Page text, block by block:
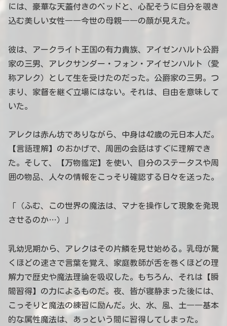
には、豪華な天蓋付きのベッドと、心配そうに自分を覗き
込む美しい女性――今世の母親――の顔が見えた。
彼は、アークライト王国の有力貴族、アイゼンハルト公爵
家の三男、アレクサンダー・フォン・アイゼンハルト（愛
称アレク）として生を受けたのだった。公爵家の三男。つ
まり、家督を継ぐ立場にはない。それは、自由を意味して
いた。
アレクは赤ん坊でありながら、中身は42歳の元日本人だ。
【言語理解】のおかげで、周囲の会話はすぐに理解でき
た。そして、【万物鑑定】を使い、自分のステータスや周
囲の物品、人々の情報をこっそり確認する日々を送った。
「（ふむ、この世界の魔法は、マナを操作して現象を発現
させるのか…）」
乳幼児期から、アレクはその片鱗を見せ始める。乳母が驚
くほどの速さで言葉を覚え、家庭教師が舌を巻くほどの理
解力で歴史や魔法理論を吸収した。もちろん、それは【瞬
間習得】の力によるものだ。夜、皆が寝静まった後には、
こっそりと魔法の練習に励んだ。火、水、風、土――基本
的な属性魔法は、あっという間に習得してしまった。